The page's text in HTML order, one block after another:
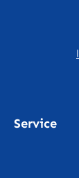
Service